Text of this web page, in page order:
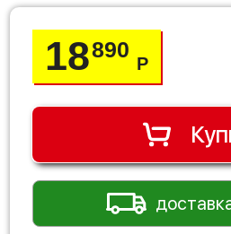
18890
Р